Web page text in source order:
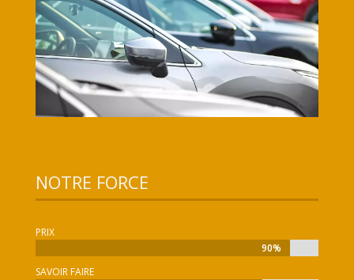
NOTRE FORCE
PRIX
90%
90%
SAVOIR FAIRE